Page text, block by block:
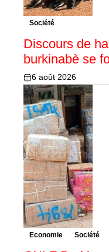
Société
Discours de
burkinabè se
6 août 2026
Economie Société